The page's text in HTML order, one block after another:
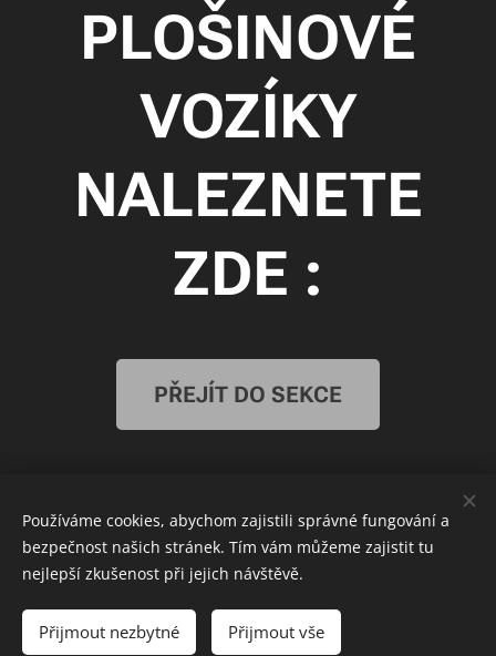
Do košíku
PLOŠINOVÉ
VOZÍKY
NALEZNETE
ZDE :
PŘEJÍT DO SEKCE
JAKO MODELS Cookies
Používáme cookies, abychom zajistili správné fungování a
bezpečnost našich stránek. Tím vám můžeme zajistit tu
nejlepší zkušenost při jejich návštěvě.
Přijmout nezbytné Přijmout vše